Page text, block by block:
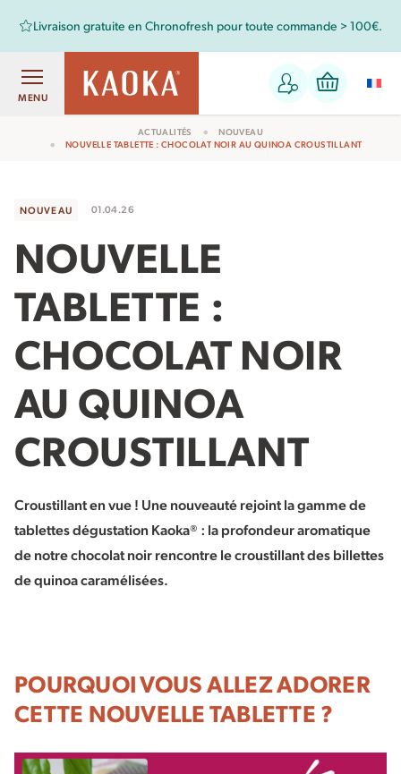
Livraison gratuite en Chronofresh pour toute commande > 100€.
MENU
ACTUALITÉS
NOUVEAU
NOUVELLE TABLETTE : CHOCOLAT NOIR AU QUINOA CROUSTILLANT
NOUVEAU 01.04.26
NOUVELLE
TABLETTE :
CHOCOLAT NOIR
AU QUINOA
CROUSTILLANT
Croustillant en vue ! Une nouveauté rejoint la gamme de
tablettes dégustation Kaoka® : la profondeur aromatique
de notre chocolat noir rencontre le croustillant des billettes
de quinoa caramélisées.
POURQUOI VOUS ALLEZ ADORER
CETTE NOUVELLE TABLETTE ?